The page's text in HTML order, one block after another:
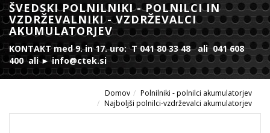
ŠVEDSKI POLNILNIKI - POLNILCI IN
VZDRŽEVALNIKI - VZDRŽEVALCI
AKUMULATORJEV
KONTAKT med 9. in 17. uro: T 041 80 33 48 ali 041 608
400 ali ► info@ctek.si
Domov
Polnilniki - polnilci akumulatorjev
Najboljši polnilci-vzdrževalci akumulatorjev